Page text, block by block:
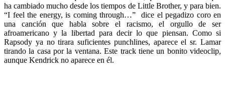
ha cambiado mucho desde los tiempos de Little Brother, y para bien.
“I feel the energy, is coming through…” dice el pegadizo coro en
una canción que habla sobre el racismo, el orgullo de ser
afroamericano y la libertad para decir lo que piensan. Como si
Rapsody ya no tirara suficientes punchlines, aparece el sr. Lamar
tirando la casa por la ventana. Este track tiene un bonito videoclip,
aunque Kendrick no aparece en él.